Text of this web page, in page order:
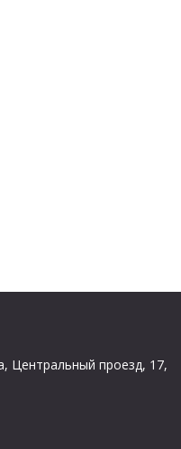
Центральный проезд, 17,